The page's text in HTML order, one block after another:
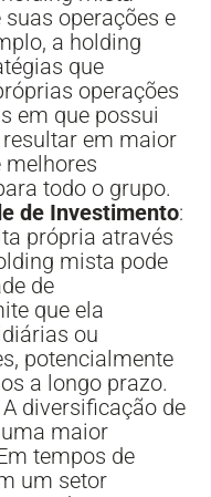
operações e
a holding
que
operações
em que possui
em maior
melhores
todo o grupo.
de Investimento:
própria através
mista pode
de
que ela
ou
potencialmente
a longo prazo.
A diversificação de
maior
tempos de
um setor